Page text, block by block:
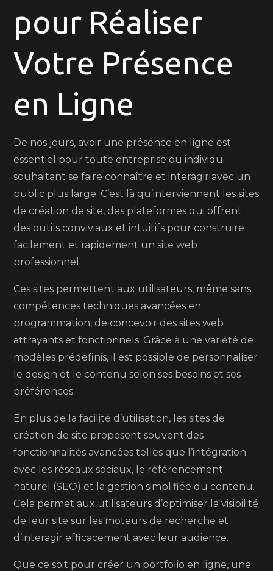
Construire
Présence
en
pour Réaliser
Votre Présence
en Ligne
De nos jours, avoir une présence en ligne est
essentiel pour toute entreprise ou individu
souhaitant se faire connaître et interagir avec un
public plus large. C’est là qu’interviennent les sites
de création de site, des plateformes qui offrent
des outils conviviaux et intuitifs pour construire
facilement et rapidement un site web
professionnel.
Ces sites permettent aux utilisateurs, même sans
compétences techniques avancées en
programmation, de concevoir des sites web
attrayants et fonctionnels. Grâce à une variété de
modèles prédéfinis, il est possible de personnaliser
le design et le contenu selon ses besoins et ses
préférences.
En plus de la facilité d’utilisation, les sites de
création de site proposent souvent des
fonctionnalités avancées telles que l’intégration
avec les réseaux sociaux, le référencement
naturel (SEO) et la gestion simplifiée du contenu.
Cela permet aux utilisateurs d’optimiser la visibilité
de leur site sur les moteurs de recherche et
d’interagir efficacement avec leur audience.
Que ce soit pour créer un portfolio en ligne, une